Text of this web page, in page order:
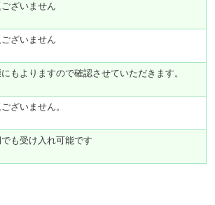
ざいません
ざいません
もよりますので確認させていただきます。
ざいません。
も受け入れ可能です